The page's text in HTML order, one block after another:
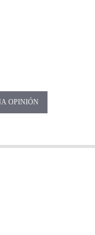
OPINIÓN